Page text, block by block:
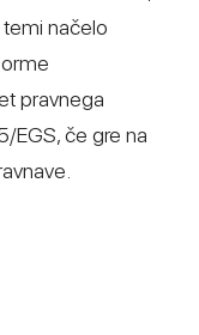
načelo
pravnega
EGS, če gre na